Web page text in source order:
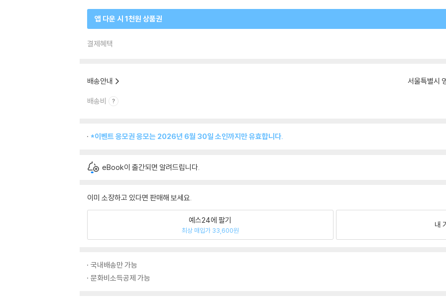
앱 다운 시 1천원 상품권
결제혜택
배송안내 서울특별시
배송비
*이벤트 응모권 응모는 2026년 6월 30일 소인까지만 유효합니다.
eBook이 출간되면 알려드립니다.
이미 소장하고 있다면 판매해 보세요.
예스24에 팔기
최상 매입가 33,600원
내
국내배송만 가능
문화비소득공제 가능